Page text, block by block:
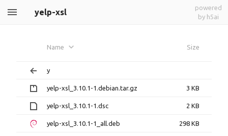
yelp-xsl
powered
by h5ai
Name Size
y
yelp-xsl_3.10.1-1.debian.tar.gz 3 KB
yelp-xsl_3.10.1-1.dsc 2 KB
yelp-xsl_3.10.1-1_all.deb 298 KB